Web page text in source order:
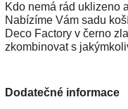
Kdo nemá rád uklizeno
Nabízíme Vám sadu
Deco Factory v černo
zkombinovat s
Dodatečné informace